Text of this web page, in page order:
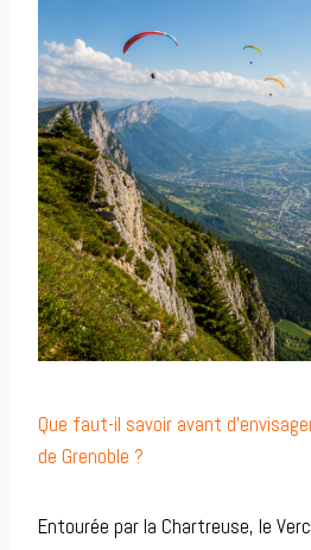
Que faut-il savoir avant
de Grenoble ?
Entourée par la Chartreuse, le